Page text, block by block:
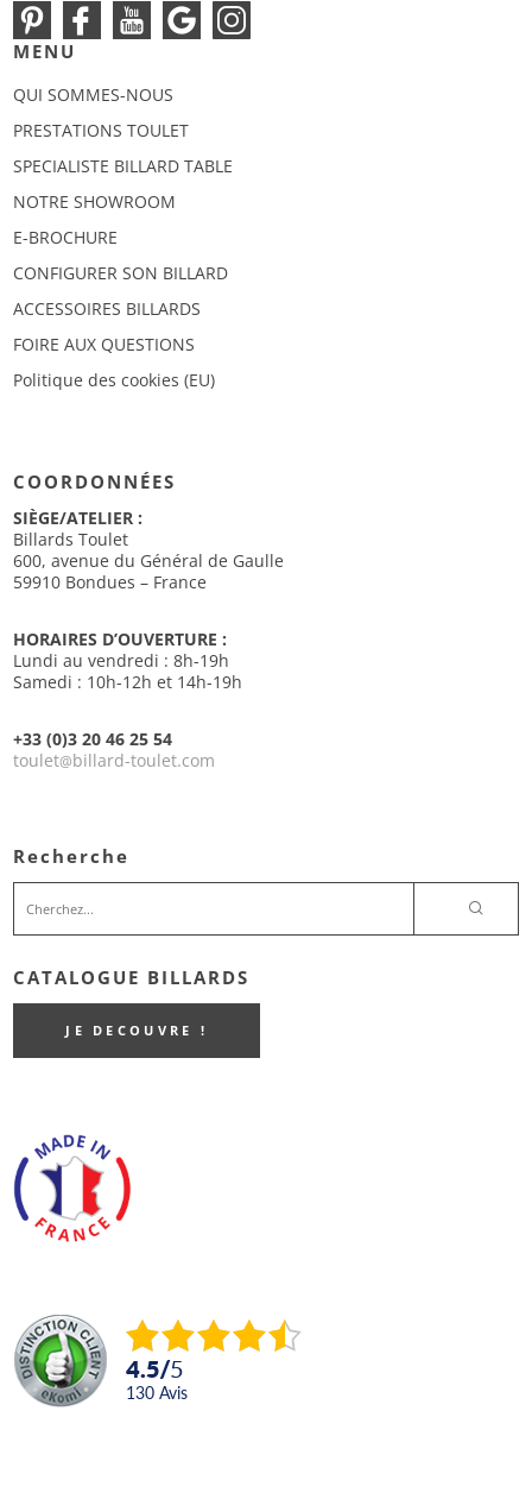
MENU
QUI SOMMES-NOUS
PRESTATIONS TOULET
SPECIALISTE BILLARD TABLE
NOTRE SHOWROOM
E-BROCHURE
CONFIGURER SON BILLARD
ACCESSOIRES BILLARDS
FOIRE AUX QUESTIONS
Politique des cookies (EU)
COORDONNÉES
SIÈGE/ATELIER :
Billards Toulet
600, avenue du Général de Gaulle
59910 Bondues – France
HORAIRES D’OUVERTURE :
Lundi au vendredi : 8h-19h
Samedi : 10h-12h et 14h-19h
+33 (0)3 20 46 25 54
toulet@billard-toulet.com
Recherche
CATALOGUE BILLARDS
JE DECOUVRE !
4.5/5
130 avis